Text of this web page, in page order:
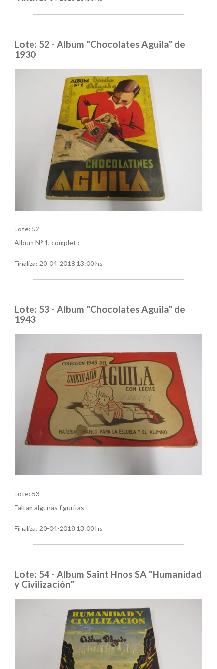
Lote: 52 - Album "Chocolates Aguila" de
1930
Lote: 52
Album N° 1, completo
Finaliza: 20-04-2018 13:00 hs
Lote: 53 - Album "Chocolates Aguila" de
1943
Lote: 53
Faltan algunas figuritas
Finaliza: 20-04-2018 13:00 hs
Lote: 54 - Album Saint Hnos SA "Humanidad
y Civilización"